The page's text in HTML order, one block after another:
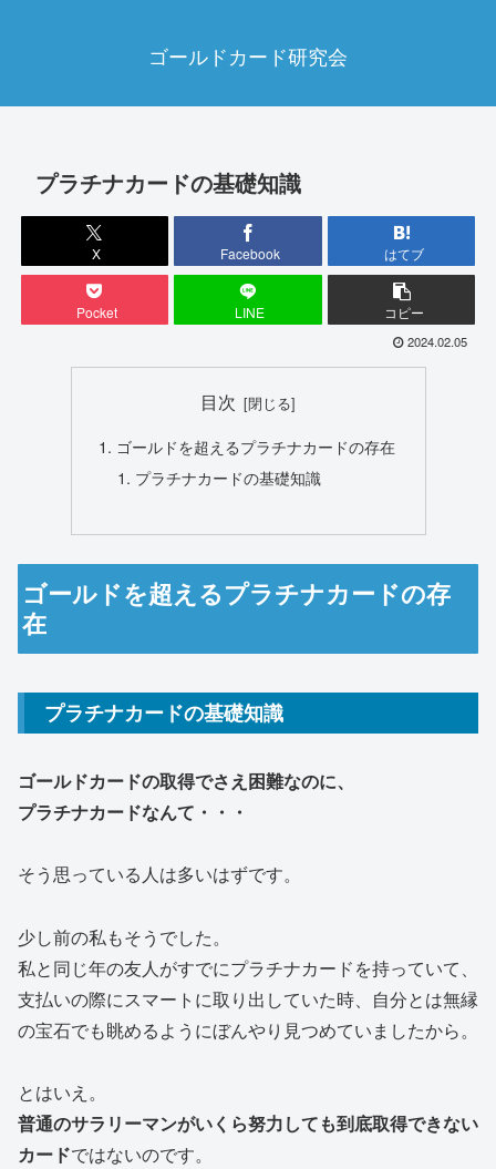
ゴールドカード研究会
プラチナカードの基礎知識
X Facebook はてブ
Pocket LINE コピー
2024.02.05
目次
ゴールドを超えるプラチナカードの存在
プラチナカードの基礎知識
ゴールドを超えるプラチナカードの存
在
プラチナカードの基礎知識
ゴールドカードの取得でさえ困難なのに、
プラチナカードなんて・・・
そう思っている人は多いはずです。
少し前の私もそうでした。
私と同じ年の友人がすでにプラチナカードを持っていて、
支払いの際にスマートに取り出していた時、自分とは無縁
の宝石でも眺めるようにぼんやり見つめていましたから。
とはいえ。
普通のサラリーマンがいくら努力しても到底取得できない
カードではないのです。